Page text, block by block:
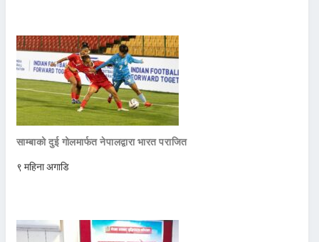
साम्बाको दुई गोलमार्फत नेपालद्वारा भारत पराजित
९ महिना अगाडि